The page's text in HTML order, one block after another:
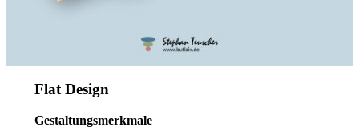
Flat Design
Gestaltungsmerkmale